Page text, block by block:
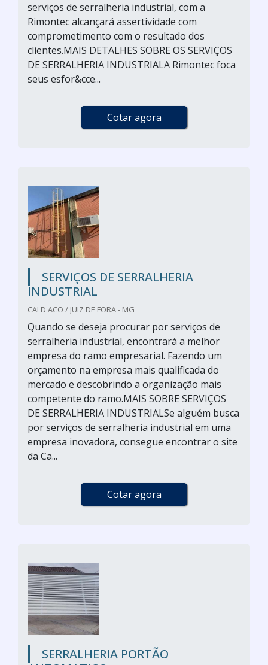
serviços de serralheria industrial, com a
Rimontec alcançará assertividade com
comprometimento com o resultado dos
clientes.MAIS DETALHES SOBRE OS SERVIÇOS
DE SERRALHERIA INDUSTRIALA Rimontec foca
seus esfor&cce...
Cotar agora
SERVIÇOS DE SERRALHERIA
INDUSTRIAL
CALD ACO / JUIZ DE FORA - MG
Quando se deseja procurar por serviços de
serralheria industrial, encontrará a melhor
empresa do ramo empresarial. Fazendo um
orçamento na empresa mais qualificada do
mercado e descobrindo a organização mais
competente do ramo.MAIS SOBRE SERVIÇOS
DE SERRALHERIA INDUSTRIALSe alguém busca
por serviços de serralheria industrial em uma
empresa inovadora, consegue encontrar o site
da Ca...
Cotar agora
SERRALHERIA PORTÃO